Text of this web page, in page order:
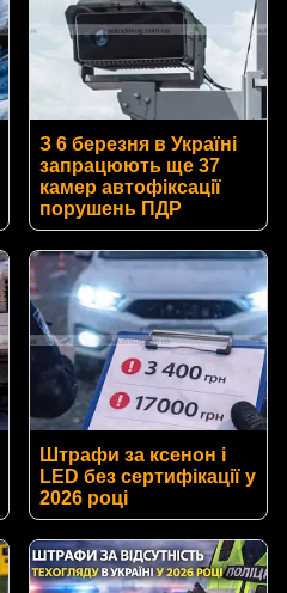
З 6 березня в Україні
запрацюють ще 37
камер автофіксації
порушень ПДР
Штрафи за ксенон і
LED без сертифікації у
2026 році